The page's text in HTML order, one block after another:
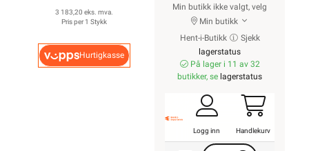
3 183,20 eks. mva.
Pris per 1 Stykk
Hurtigkasse
Min butikk ikke valgt, velg
Min butikk
Hent-i-Butikk
Sjekk
lagerstatus
På lager i 11 av 32
butikker, se lagerstatus
Logg inn Handlekurv